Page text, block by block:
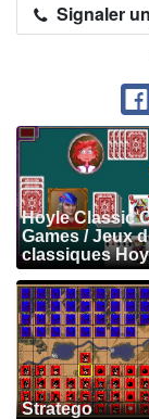
Signaler
Hoyle Classic
Games / Jeux
classiques
Stratego